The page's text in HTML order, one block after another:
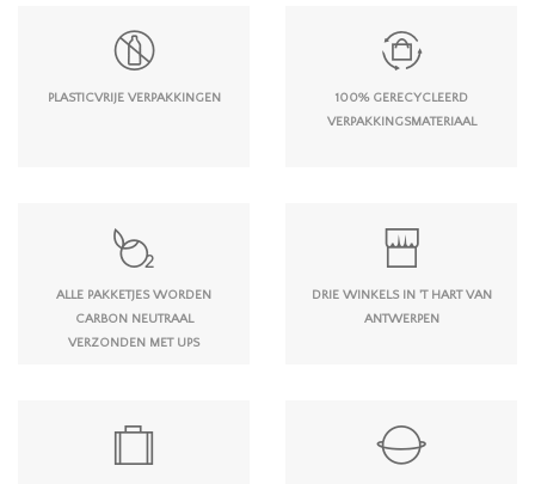
PLASTICVRIJE VERPAKKINGEN
100% GERECYCLEERD
VERPAKKINGSMATERIAAL
ALLE PAKKETJES WORDEN
CARBON NEUTRAAL
VERZONDEN MET UPS
DRIE WINKELS IN 'T HART VAN
ANTWERPEN